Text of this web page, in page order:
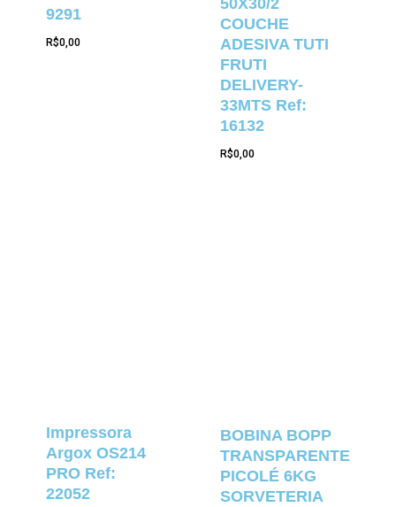
9291
R$0,00
50X30/2
COUCHE
ADESIVA TUTI
FRUTI
DELIVERY-
33MTS Ref:
16132
R$0,00
Impressora
Argox OS214
PRO Ref:
22052
BOBINA BOPP
TRANSPARENTE
PICOLÉ 6KG
SORVETERIA